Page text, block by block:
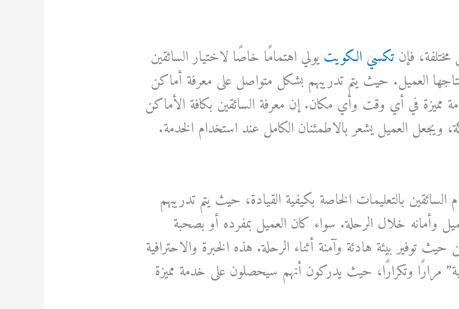
فإنتكسي الكويتيولي اهتمامًا خاصًا لاختيار السائقين
العميل. حيث يتم تدريبهم بشكل متواصل على معرفة أماكن
مميزة في أي وقت وأي مكان. إن معرفة السائقين بكافة الأماكن
ويجعل العميل يشعر بالاطمئنان الكامل عند استخدام الخدمة.
السائقين بالتعليمات الخاصة بكيفية القيادة، حيث يتم تدريبهم
وأمانه خلال الرحلة. سواء كان العميل بمفرده أو بصحبة
توفير بيئة هادئة وآمنة أثناء الرحلة. هذه الخبرة والاحترافية
مرارًا وتكرارًا، حيث يدركون أنهم سيحصلون على خدمة مميزة